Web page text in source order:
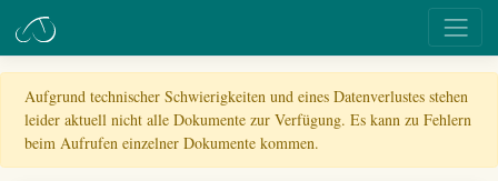
Aufgrund technischer Schwierigkeiten und eines Datenverlustes stehen
leider aktuell nicht alle Dokumente zur Verfügung. Es kann zu Fehlern
beim Aufrufen einzelner Dokumente kommen.